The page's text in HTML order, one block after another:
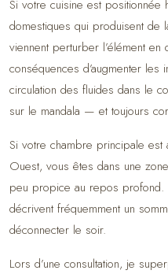
Si votre cuisine est positionnée
domestiques qui produisent de
viennent perturber l’élément
conséquences d’augmenter les
circulation des fluides dans le
sur le mandala — et toujours
Si votre chambre principale est
Ouest, vous êtes dans une
peu propice au repos profond.
décrivent fréquemment un
déconnecter le soir.
Lors d’une consultation, je